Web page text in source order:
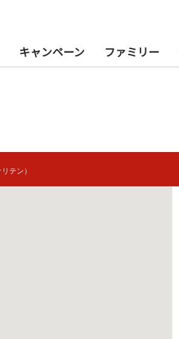
キャンペーン ファミリー
テン）